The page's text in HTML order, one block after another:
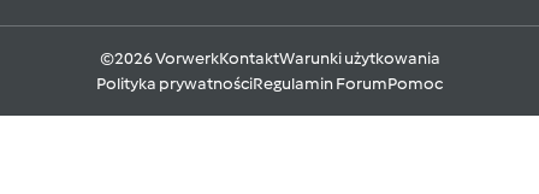
©2026 VorwerkKontaktWarunki użytkowania
Polityka prywatnościRegulamin ForumPomoc